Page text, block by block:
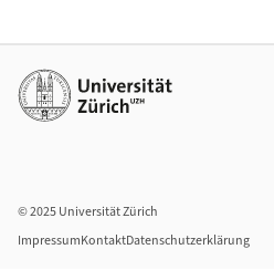
Weiterführende Links
© 2025 Universität Zürich
ImpressumKontaktDatenschutzerklärung